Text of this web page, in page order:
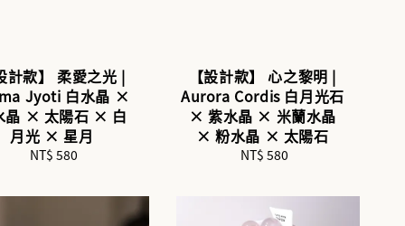
計款】 柔愛之光 |
Jyoti 白水晶 ×
晶 × 太陽石 × 白
月光 × 星月
Regular
NT$ 580
【設計款】 心之黎明 |
Aurora Cordis 白月光石
× 紫水晶 × 米蘭水晶
× 粉水晶 × 太陽石
Regular
NT$ 580